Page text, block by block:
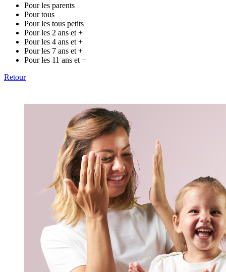
Pour les parents
Pour tous
Pour les tous petits
Pour les 2 ans et +
Pour les 4 ans et +
Pour les 7 ans et +
Pour les 11 ans et +
Retour